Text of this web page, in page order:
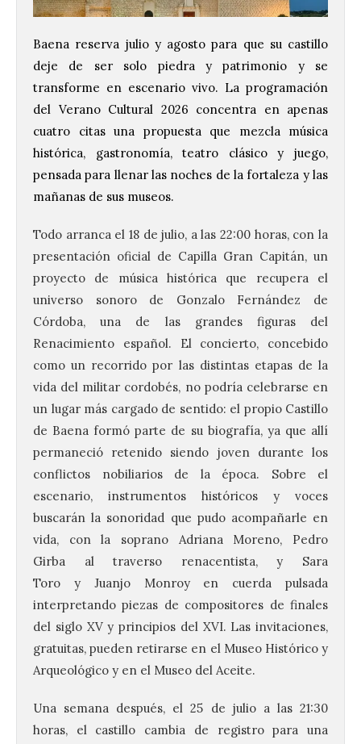
Baena reserva julio y agosto para que su castillo
deje de ser solo piedra y patrimonio y se
transforme en escenario vivo. La programación
del Verano Cultural 2026 concentra en apenas
cuatro citas una propuesta que mezcla música
histórica, gastronomía, teatro clásico y juego,
pensada para llenar las noches de la fortaleza y las
mañanas de sus museos.
Todo arranca el 18 de julio, a las 22:00 horas, con la
presentación oficial de Capilla Gran Capitán, un
proyecto de música histórica que recupera el
universo sonoro de Gonzalo Fernández de
Córdoba, una de las grandes figuras del
Renacimiento español. El concierto, concebido
como un recorrido por las distintas etapas de la
vida del militar cordobés, no podría celebrarse en
un lugar más cargado de sentido: el propio Castillo
de Baena formó parte de su biografía, ya que allí
permaneció retenido siendo joven durante los
conflictos nobiliarios de la época. Sobre el
escenario, instrumentos históricos y voces
buscarán la sonoridad que pudo acompañarle en
vida, con la soprano Adriana Moreno, Pedro
Girba al traverso renacentista, y Sara
Toro y Juanjo Monroy en cuerda pulsada
interpretando piezas de compositores de finales
del siglo XV y principios del XVI. Las invitaciones,
gratuitas, pueden retirarse en el Museo Histórico y
Arqueológico y en el Museo del Aceite.
Una semana después, el 25 de julio a las 21:30
horas, el castillo cambia de registro para una